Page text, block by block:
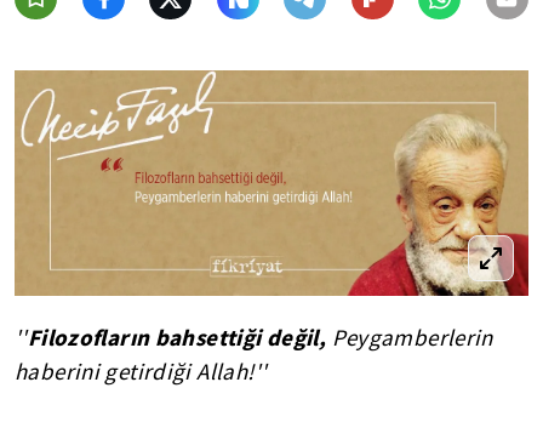
''Filozofların bahsettiği değil, Peygamberlerin
haberini getirdiği Allah!''